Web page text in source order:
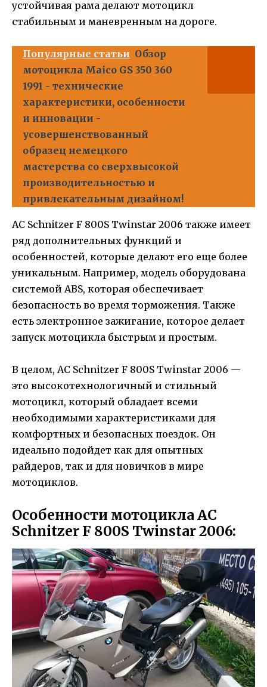
устойчивая рама делают мотоцикл
стабильным и маневренным на дороге.
Популярные статьи Обзор
мотоцикла Maico GS 350 360
1991 - технические
характеристики, особенности
и инновации -
усовершенствованный
образец немецкого
мастерства со сверхвысокой
производительностью и
привлекательным дизайном!
AC Schnitzer F 800S Twinstar 2006 также имеет
ряд дополнительных функций и
особенностей, которые делают его еще более
уникальным. Например, модель оборудована
системой ABS, которая обеспечивает
безопасность во время торможения. Также
есть электронное зажигание, которое делает
запуск мотоцикла быстрым и простым.
В целом, AC Schnitzer F 800S Twinstar 2006 —
это высокотехнологичный и стильный
мотоцикл, который обладает всеми
необходимыми характеристиками для
комфортных и безопасных поездок. Он
идеально подойдет как для опытных
райдеров, так и для новичков в мире
мотоциклов.
Особенности мотоцикла AC
Schnitzer F 800S Twinstar 2006: